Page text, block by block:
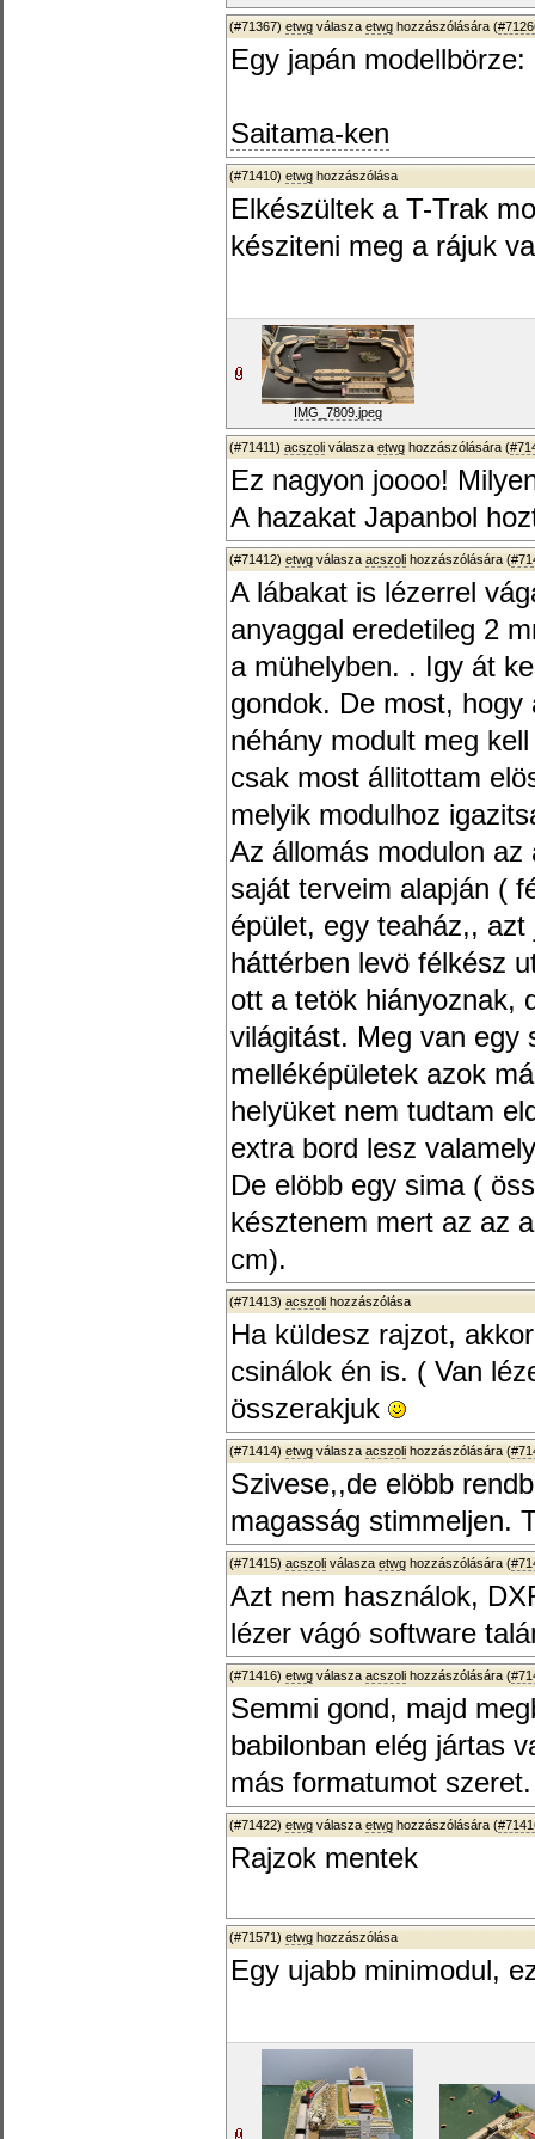
(#71367) etwg válasza etwg hozzászólására (
Egy japán modellbörze:
Saitama-ken
(#71410) etwg hozzászólása
Elkészültek a T-Trak
késziteni meg a rájuk
IMG_7809.jpeg
(#71411) acszoli válasza etwg hozzászólására (
Ez nagyon joooo!
A hazakat Japanbol
(#71412) etwg válasza acszoli hozzászólására (
A lábakat is lézerrel
anyaggal eredetileg 2
a mühelyben. . Igy át
gondok. De most,
néhány modult meg
csak most állitottam
melyik modulhoz
Az állomás modulon
saját terveim alapján (
épület, egy teaház,,
háttérben levö félkész
ott a tetök hiányoznak,
világitást. Meg van egy
melléképületek azok
helyüket nem tudtam
extra bord lesz
De elöbb egy sima (
késztenem mert az az
cm).
(#71413) acszoli hozzászólása
Ha küldesz rajzot,
csinálok én is. ( Van
összerakjuk
(#71414) etwg válasza acszoli hozzászólására (
Szivese,,de elöbb
magasság stimmeljen.
(#71415) acszoli válasza etwg hozzászólására (
Azt nem használok,
lézer vágó software
(#71416) etwg válasza acszoli hozzászólására (
Semmi gond, majd
babilonban elég jártas
más formatumot szeret.
(#71422) etwg válasza etwg hozzászólására (
Rajzok mentek
(#71571) etwg hozzászólása
Egy ujabb minimodul,